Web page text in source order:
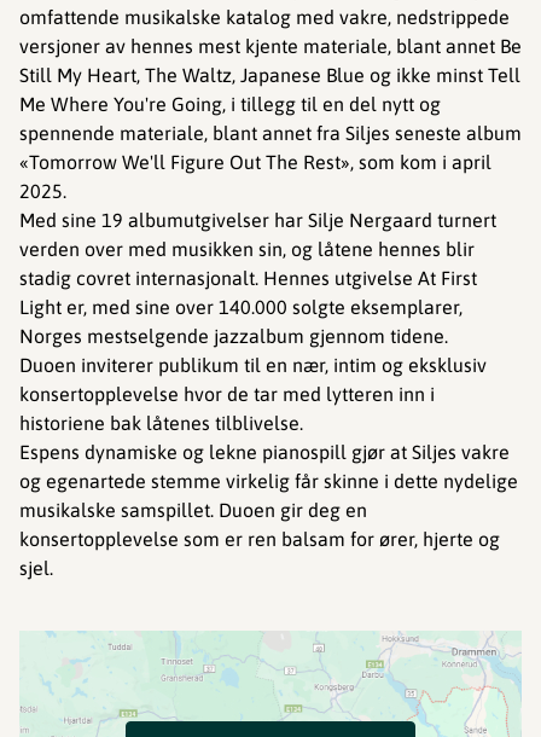
omfattende musikalske katalog med vakre, nedstrippede
versjoner av hennes mest kjente materiale, blant annet Be
Still My Heart, The Waltz, Japanese Blue og ikke minst Tell
Me Where You're Going, i tillegg til en del nytt og
spennende materiale, blant annet fra Siljes seneste album
«Tomorrow We'll Figure Out The Rest», som kom i april
2025.
Med sine 19 albumutgivelser har Silje Nergaard turnert
verden over med musikken sin, og låtene hennes blir
stadig covret internasjonalt. Hennes utgivelse At First
Light er, med sine over 140.000 solgte eksemplarer,
Norges mestselgende jazzalbum gjennom tidene.
Duoen inviterer publikum til en nær, intim og eksklusiv
konsertopplevelse hvor de tar med lytteren inn i
historiene bak låtenes tilblivelse.
Espens dynamiske og lekne pianospill gjør at Siljes vakre
og egenartede stemme virkelig får skinne i dette nydelige
musikalske samspillet. Duoen gir deg en
konsertopplevelse som er ren balsam for ører, hjerte og
sjel.